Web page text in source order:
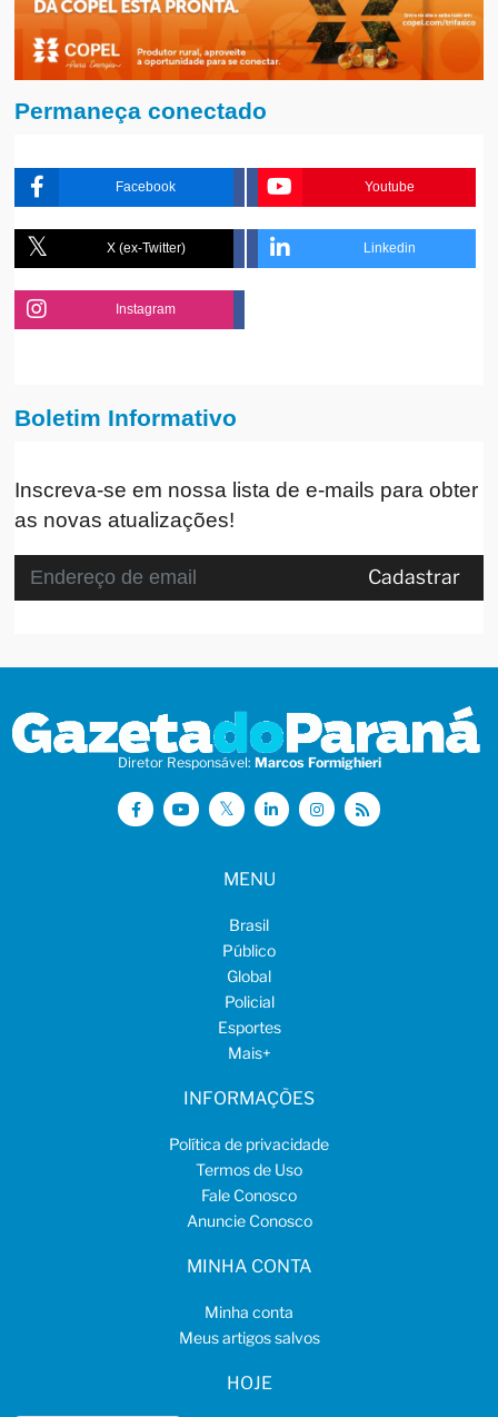
Permaneça conectado
Facebook Youtube
X (ex-Twitter) Linkedin
Instagram
Boletim Informativo
Inscreva-se em nossa lista de e-mails para obter
as novas atualizações!
Cadastrar
Diretor Responsável: Marcos Formighieri
MENU
Brasil
Público
Global
Policial
Esportes
Mais+
INFORMAÇÕES
Política de privacidade
Termos de Uso
Fale Conosco
Anuncie Conosco
MINHA CONTA
Minha conta
Meus artigos salvos
HOJE